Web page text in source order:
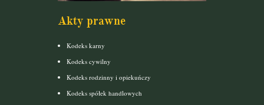
Akty prawne
Kodeks karny
Kodeks cywilny
Kodeks rodzinny i opiekuńczy
Kodeks spółek handlowych